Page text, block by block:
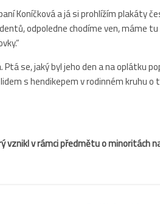
Koníčková a já si prohlížím plakáty
odpoledne chodíme ven, máme
se, jaký byl jeho den a na oplátku
s hendikepem v rodinném kruhu o
v rámci předmětu o minoritách na